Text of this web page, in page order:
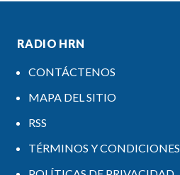
RADIO HRN
CONTÁCTENOS
MAPA DEL SITIO
RSS
TÉRMINOS Y CONDICIONES